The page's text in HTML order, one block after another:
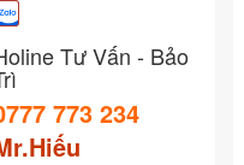
Tư Vấn - Bảo
773 234